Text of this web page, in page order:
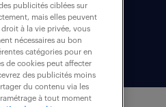
publicités ciblées sur
mais elles peuvent
à la vie privée, vous
nécessaires au bon
catégories pour en
de cookies peut affecter
des publicités moins
du contenu via les
à tout moment